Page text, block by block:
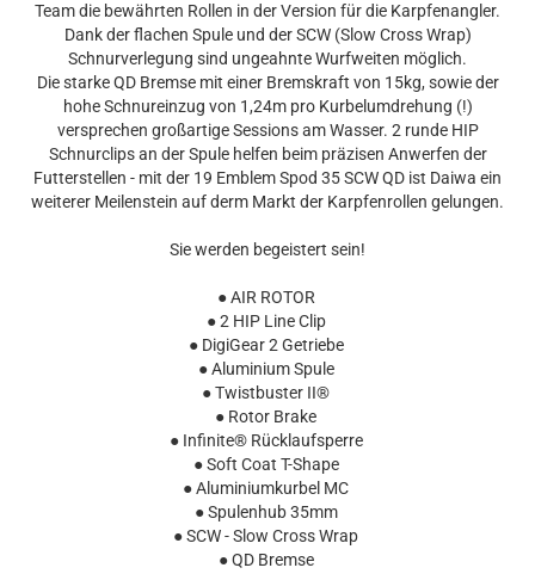
Team die bewährten Rollen in der Version für die Karpfenangler.
Dank der flachen Spule und der SCW (Slow Cross Wrap)
Schnurverlegung sind ungeahnte Wurfweiten möglich.
Die starke QD Bremse mit einer Bremskraft von 15kg, sowie der
hohe Schnureinzug von 1,24m pro Kurbelumdrehung (!)
versprechen großartige Sessions am Wasser. 2 runde HIP
Schnurclips an der Spule helfen beim präzisen Anwerfen der
Futterstellen - mit der 19 Emblem Spod 35 SCW QD ist Daiwa ein
weiterer Meilenstein auf derm Markt der Karpfenrollen gelungen.
Sie werden begeistert sein!
● AIR ROTOR
● 2 HIP Line Clip
● DigiGear 2 Getriebe
● Aluminium Spule
● Twistbuster II®
● Rotor Brake
● Infinite® Rücklaufsperre
● Soft Coat T-Shape
● Aluminiumkurbel MC
● Spulenhub 35mm
● SCW - Slow Cross Wrap
● QD Bremse